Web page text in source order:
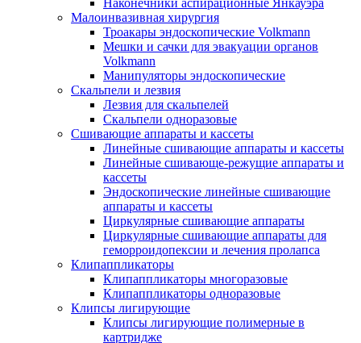
Наконечники аспирационные Янкауэра
Малоинвазивная хирургия
Троакары эндоскопические Volkmann
Мешки и сачки для эвакуации органов
Volkmann
Манипуляторы эндоскопические
Скальпели и лезвия
Лезвия для скальпелей
Скальпели одноразовые
Сшивающие аппараты и кассеты
Линейные сшивающие аппараты и кассеты
Линейные сшивающе-режущие аппараты и
кассеты
Эндоскопические линейные сшивающие
аппараты и кассеты
Циркулярные сшивающие аппараты
Циркулярные сшивающие аппараты для
геморроидопексии и лечения пролапса
Клипаппликаторы
Клипаппликаторы многоразовые
Клипаппликаторы одноразовые
Клипсы лигирующие
Клипсы лигирующие полимерные в
картридже